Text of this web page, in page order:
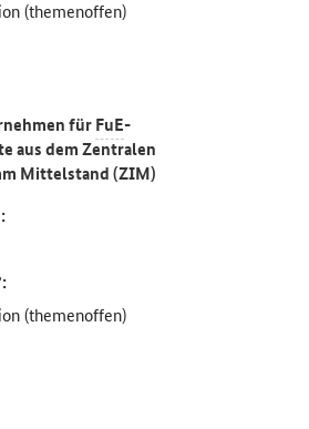
(themenoffen)
fürFuE-
aus dem Zentralen
Mittelstand (ZIM)
(themenoffen)